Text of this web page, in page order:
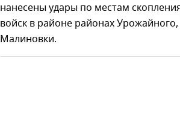
нанесены удары по местам
войск в районе районах
Малиновки.